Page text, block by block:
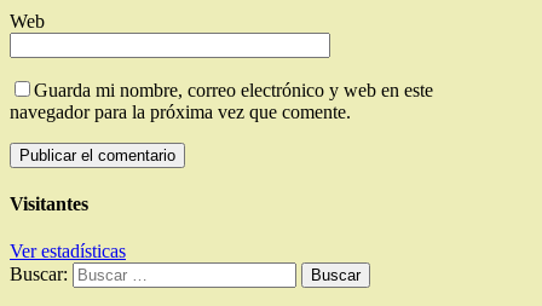
Web
Guarda mi nombre, correo electrónico y web en este
navegador para la próxima vez que comente.
Visitantes
Ver estadísticas
Buscar: